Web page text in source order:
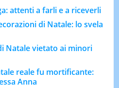
attenti a farli e a riceverli
di Natale: lo svela
Natale vietato ai minori
reale fu mortificante:
Anna